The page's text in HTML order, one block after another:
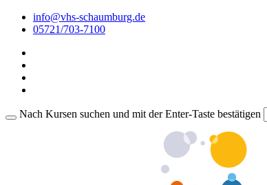
info@vhs-schaumburg.de
05721/703-7100
Nach Kursen suchen und mit der Enter-Taste bestätigen